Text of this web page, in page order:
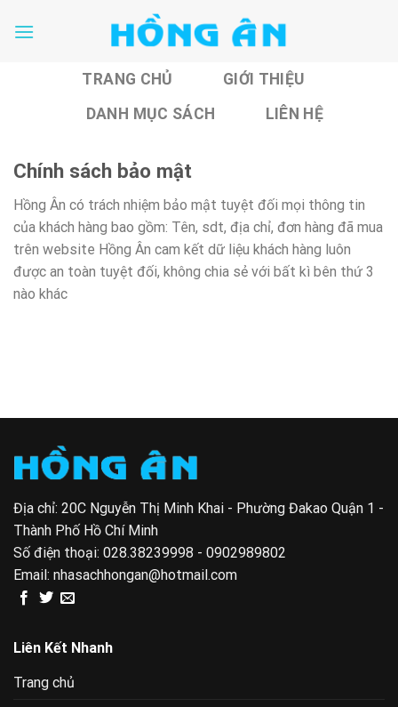
TRANG CHỦ
GIỚI THIỆU
DANH MỤC SÁCH
LIÊN HỆ
Chính sách bảo mật
Hồng Ân có trách nhiệm bảo mật tuyệt đối mọi thông tin
của khách hàng bao gồm: Tên, sdt, địa chỉ, đơn hàng đã mua
trên website Hồng Ân cam kết dữ liệu khách hàng luôn
được an toàn tuyệt đối, không chia sẻ với bất kì bên thứ 3
nào khác
Địa chỉ: 20C Nguyễn Thị Minh Khai - Phường Đakao Quận 1 -
Thành Phố Hồ Chí Minh
Số điện thoại: 028.38239998 - 0902989802
Email: nhasachhongan@hotmail.com
Liên Kết Nhanh
Trang chủ